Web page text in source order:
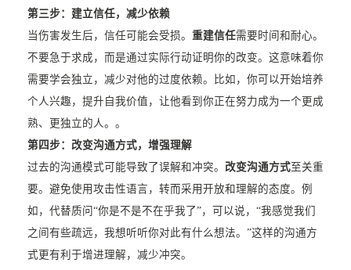
第三步：建立信任，减少依赖
当伤害发生后，信任可能会受损。 重建信任需要时间和耐心。
不要急于求成，而是通过实际行动证明你的改变。这意味着你
需要学会独立，减少对他的过度依赖。比如，你可以开始培养
个人兴趣，提升自我价值，让他看到你正在努力成为一个更成
熟、更独立的人。。
第四步：改变沟通方式，增强理解
过去的沟通模式可能导致了误解和冲突。 改变沟通方式至关重
要。避免使用攻击性语言，转而采用开放和理解的态度。例
如，代替质问“你是不是不在乎我了”，可以说，“我感觉我们
之间有些疏远，我想听听你对此有什么想法。”这样的沟通方
式更有利于增进理解，减少冲突。